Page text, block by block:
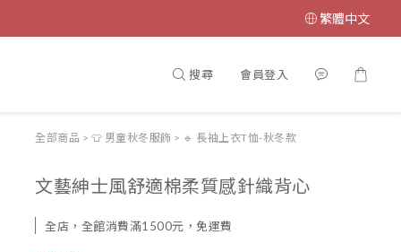
繁體中文
搜尋 會員登入
全部商品 > 👕 男童秋冬服飾 > 🔹 長袖上衣T恤-秋冬款
文藝紳士風舒適棉柔質感針織背心
全店，全館消費滿1500元，免運費